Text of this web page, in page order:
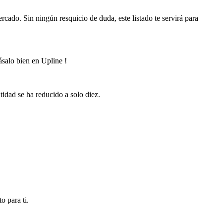
Sin ningún resquicio de duda, este listado te servirá para
bien en Upline !
se ha reducido a solo diez.
para ti.